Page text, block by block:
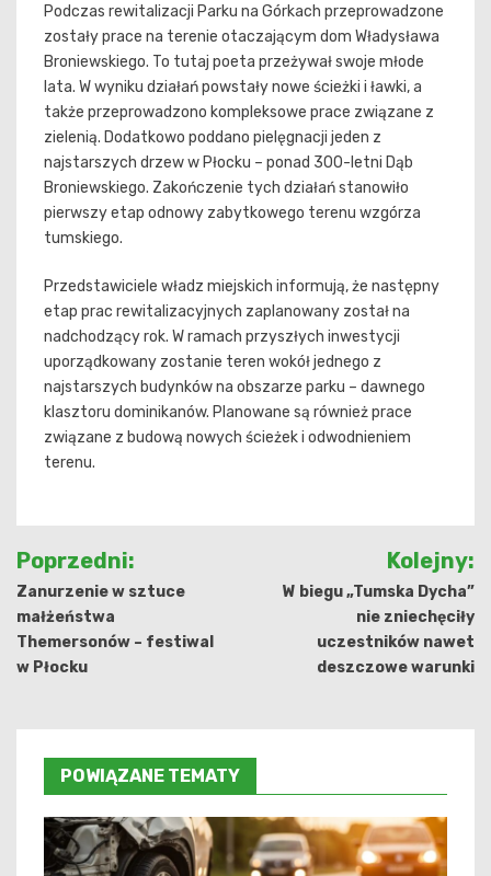
Podczas rewitalizacji Parku na Górkach przeprowadzone
zostały prace na terenie otaczającym dom Władysława
Broniewskiego. To tutaj poeta przeżywał swoje młode
lata. W wyniku działań powstały nowe ścieżki i ławki, a
także przeprowadzono kompleksowe prace związane z
zielenią. Dodatkowo poddano pielęgnacji jeden z
najstarszych drzew w Płocku – ponad 300-letni Dąb
Broniewskiego. Zakończenie tych działań stanowiło
pierwszy etap odnowy zabytkowego terenu wzgórza
tumskiego.
Przedstawiciele władz miejskich informują, że następny
etap prac rewitalizacyjnych zaplanowany został na
nadchodzący rok. W ramach przyszłych inwestycji
uporządkowany zostanie teren wokół jednego z
najstarszych budynków na obszarze parku – dawnego
klasztoru dominikanów. Planowane są również prace
związane z budową nowych ścieżek i odwodnieniem
terenu.
Nawigacja
wpisu
Poprzedni:
Zanurzenie w sztuce
małżeństwa
Themersonów – festiwal
w Płocku
Kolejny:
W biegu „Tumska Dycha”
nie zniechęciły
uczestników nawet
deszczowe warunki
POWIĄZANE TEMATY